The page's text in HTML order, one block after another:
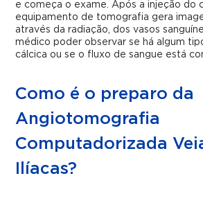
e começa o exame. Após a injeção do
equipamento de tomografia gera
através da radiação, dos vasos
médico poder observar se há algum
cálcica ou se o fluxo de sangue está
Como é o preparo da
Angiotomografia
Computadorizada
Ilíacas?